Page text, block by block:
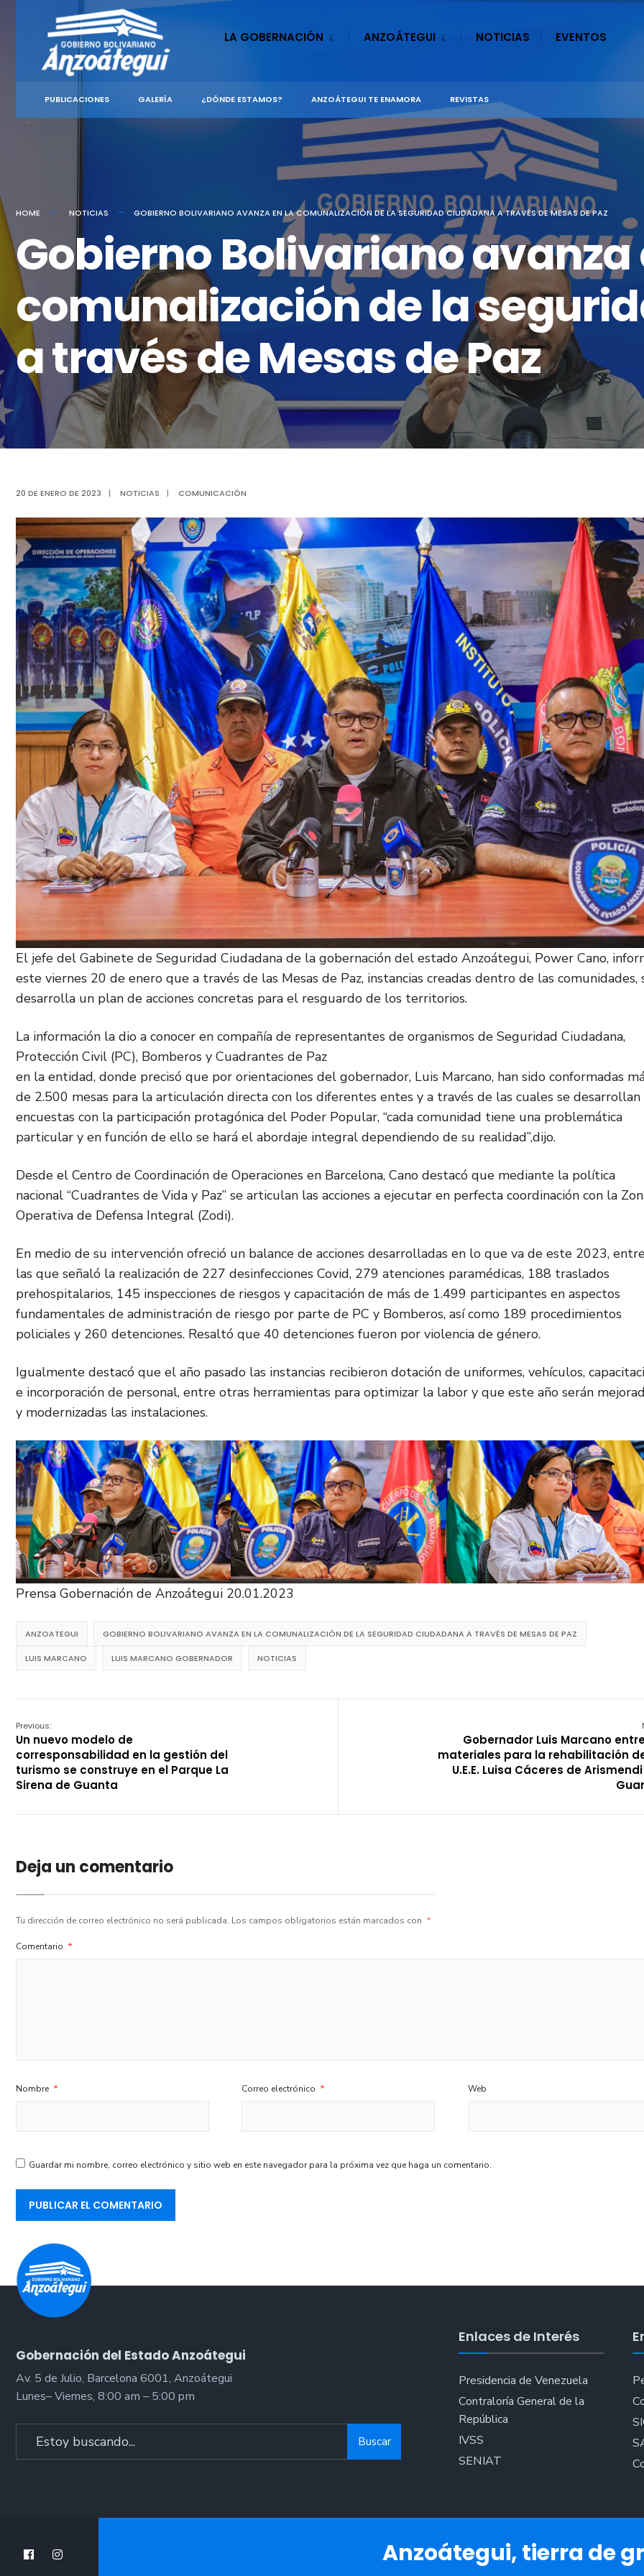
content
LA GOBERNACIÓN ANZOÁTEGUI NOTICIAS EVENTOS
PUBLICACIONES GALERÍA ¿DÓNDE ESTAMOS? ANZOÁTEGUI TE ENAMORA REVISTAS
HOME NOTICIAS GOBIERNO BOLIVARIANO AVANZA EN LA COMUNALIZACIÓN DE LA SEGURIDAD CIUDADANA A TRAVÉS DE MESAS DE PAZ
Gobierno Bolivariano avanza
comunalización de la
a través de Mesas de Paz
20 DE ENERO DE 2023 | NOTICIAS | COMUNICACIÓN
El jefe del Gabinete de Seguridad Ciudadana de la gobernación del estado Anzoátegui, Power Cano,
este viernes 20 de enero que a través de las Mesas de Paz, instancias creadas dentro de las comunidades,
desarrolla un plan de acciones concretas para el resguardo de los territorios.
La información la dio a conocer en compañía de representantes de organismos de Seguridad Ciudadana,
Protección Civil (PC), Bomberos y Cuadrantes de Paz
en la entidad, donde precisó que por orientaciones del gobernador, Luis Marcano, han sido conformadas
de 2.500 mesas para la articulación directa con los diferentes entes y a través de las cuales se desarrollan
encuestas con la participación protagónica del Poder Popular, “cada comunidad tiene una problemática
particular y en función de ello se hará el abordaje integral dependiendo de su realidad”,dijo.
Desde el Centro de Coordinación de Operaciones en Barcelona, Cano destacó que mediante la política
nacional “Cuadrantes de Vida y Paz” se articulan las acciones a ejecutar en perfecta coordinación con la
Operativa de Defensa Integral (Zodi).
En medio de su intervención ofreció un balance de acciones desarrolladas en lo que va de este 2023,
las que señaló la realización de 227 desinfecciones Covid, 279 atenciones paramédicas, 188 traslados
prehospitalarios, 145 inspecciones de riesgos y capacitación de más de 1.499 participantes en aspectos
fundamentales de administración de riesgo por parte de PC y Bomberos, así como 189 procedimientos
policiales y 260 detenciones. Resaltó que 40 detenciones fueron por violencia de género.
Igualmente destacó que el año pasado las instancias recibieron dotación de uniformes, vehículos,
e incorporación de personal, entre otras herramientas para optimizar la labor y que este año serán
y modernizadas las instalaciones.
Prensa Gobernación de Anzoátegui 20.01.2023
ANZOATEGUI GOBIERNO BOLIVARIANO AVANZA EN LA COMUNALIZACIÓN DE LA SEGURIDAD CIUDADANA A TRAVÉS DE MESAS DE PAZ
LUIS MARCANO LUIS MARCANO GOBERNADOR NOTICIAS
Previous:
Un nuevo modelo de
corresponsabilidad en la gestión del
turismo se construye en el Parque La
Sirena de Guanta
Gobernador Luis Marcano
materiales para la rehabilitación
U.E.E. Luisa Cáceres de
Deja un comentario
Tu dirección de correo electrónico no será publicada. Los campos obligatorios están marcados con *
Comentario *
Nombre * Correo electrónico * Web
Guardar mi nombre, correo electrónico y sitio web en este navegador para la próxima vez que haga un comentario.
Gobernación del Estado Anzoátegui
Av. 5 de Julio, Barcelona 6001, Anzoátegui
Lunes– Viernes, 8:00 am – 5:00 pm
Buscar
Enlaces de Interés
Presidencia de Venezuela
Contraloría General de la
República
IVSS
SENIAT
Anzoátegui, tierra de